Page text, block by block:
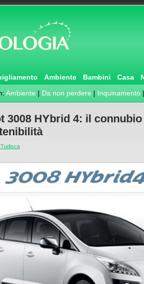
Ambiente Bambini Casa
Ambiente | Da non perdere | Inquinamento |
3008 HYbrid 4: il